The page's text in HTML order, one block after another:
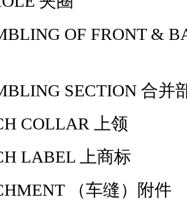
OF FRONT &
SECTION 合并
COLLAR 上领
LABEL 上商标
（车缝）